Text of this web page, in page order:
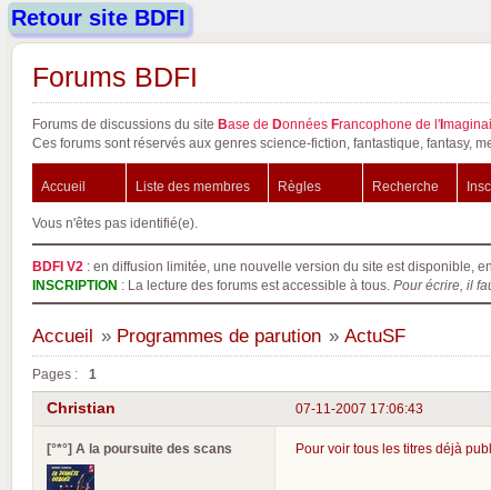
Retour site BDFI
Forums BDFI
Forums de discussions du site Base de Données Francophone de l'I
Ces forums sont réservés aux genres science-fiction, fantastique, fantasy,
Accueil Liste des membres Règles Recherche
Vous n'êtes pas identifié(e).
BDFI V2 : en diffusion limitée, une nouvelle version du site est disponible,
INSCRIPTION : La lecture des forums est accessible à tous. Pour écrire, il
Accueil » Programmes de parution » ActuSF
Pages : 1
07-11-2007 17:06:43
Christian
[°*°] A la poursuite des scans Pour voir tous les titres déjà